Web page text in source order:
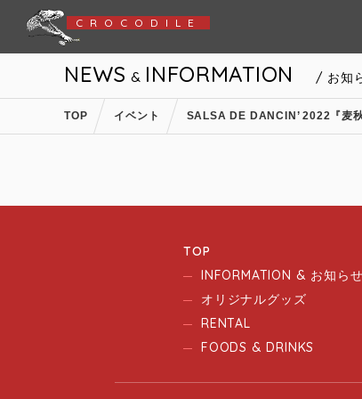
CROCODILE
NEWS & INFORMATION / お知
TOP イベント SALSA DE DANCIN’ 2022『麦秋
TOP
INFORMATION & お知らせ
オリジナルグッズ
RENTAL
FOODS & DRINKS